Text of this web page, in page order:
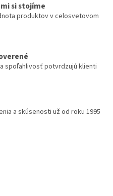
si stojíme
produktov v celosvetovom
spoľahlivosť potvrdzujú klienti
a skúsenosti už od roku 1995